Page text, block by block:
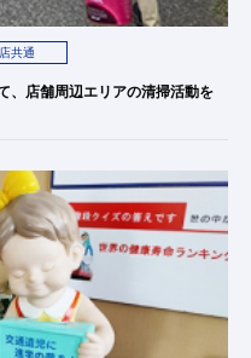
共通
、店舗周辺エリアの清掃活動を